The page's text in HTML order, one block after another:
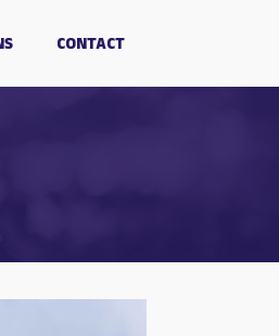
CONTACT